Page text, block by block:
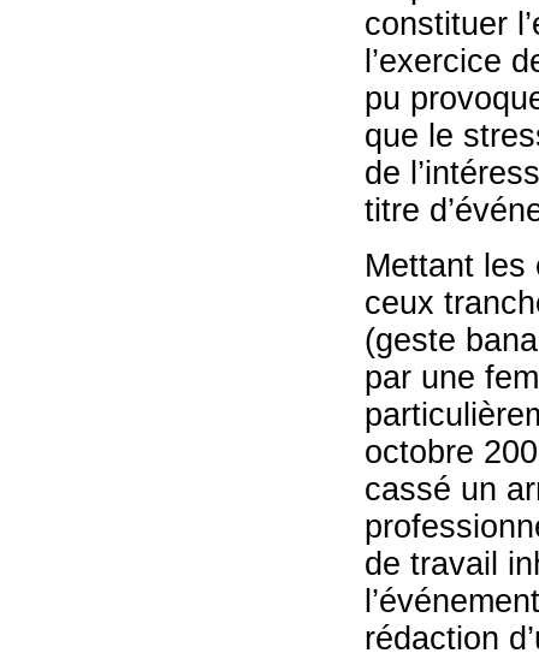
constituer
l’exercice
pu
que le
de
titre
Mettant les
ceux
(geste
par une
octobre
cassé un
de travail
rédaction